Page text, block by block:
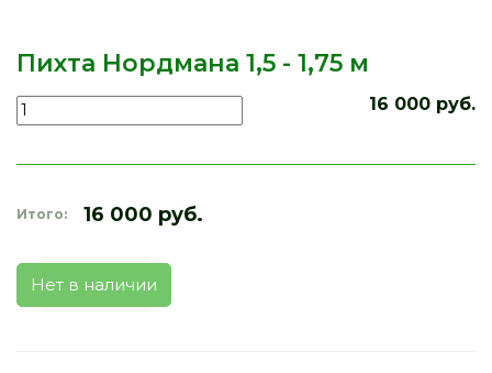
Пихта Нордмана 1,5 - 1,75 м
16 000 руб.
Итого: 16 000 руб.
Нет в наличии